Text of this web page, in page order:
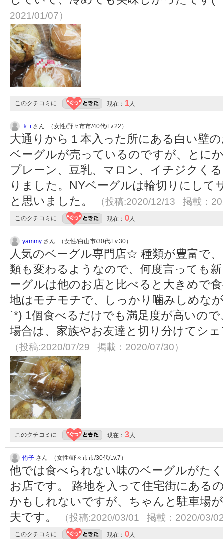
2021/01/07）
このクチコミに 現在： 1人
ｋ.i さん （女性/野々市市/40代/Lv.22）
大通りから１本入った所にある白い壁
ベーグルが売っているのですが、とに
プレーン、豆乳、マロン、イチジクく
りました。NYベーグルは輪切りにし
と思いました。
（投稿:2020/12/13 掲載：
このクチコミに 現在： 0人
yammy さん （女性/白山市/30代/Lv.30）
人気のベーグル専門店☆ 種類が豊富で
類も変わるようなので、何度言っても
ーグルは他のお店と比べると大きめで
地はモチモチで、しっかり噛みしめな
`*) 1個食べるだけでも満足度が高いの
場合は、家族やお友達と切り分けてシ
（投稿:2020/07/29 掲載：2020/07/30）
このクチコミに 現在： 3人
侑子 さん （女性/野々市市/30代/Lv.7）
他では食べられない味のベーグルがた
お店です。 路地を入って住宅街にある
かもしれないですが、ちゃんと駐車場
夫です。
（投稿:2020/03/01 掲載：2020/03/
このクチコミに 現在： 0人